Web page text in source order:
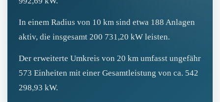
In einem Radius von 10 km sind etwa 188 Anlagen
aktiv, die insgesamt 200 731,20 kW leisten.
Der erweiterte Umkreis von 20 km umfasst ungefähr
573 Einheiten mit einer Gesamtleistung von ca. 542
298,93 kW.